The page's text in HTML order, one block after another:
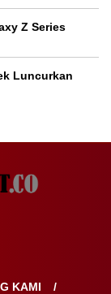
Z Series
Luncurkan
KAMI